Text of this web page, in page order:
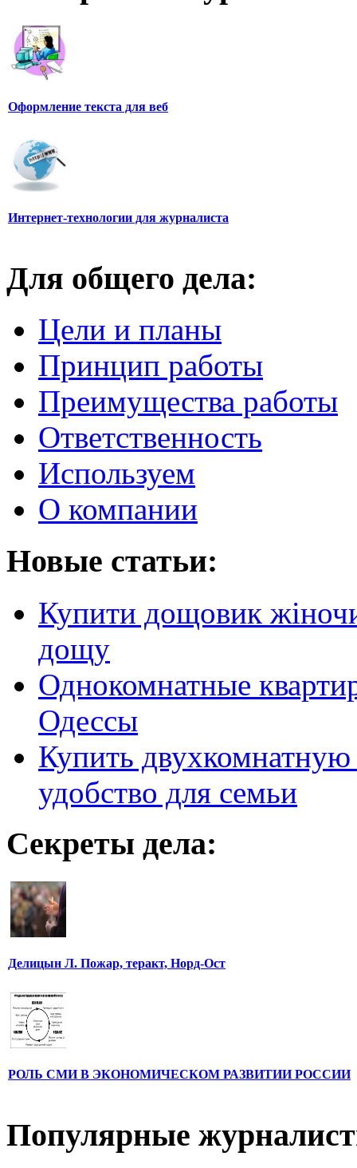
Оформление текста для веб
Интернет-технологии для журналиста
Для общего дела:
Цели и планы
Принцип работы
Преимущества работы
Ответственность
Используем
О компании
Новые статьи:
Купити дощовик
дощу
Однокомнатные
Одессы
Купить
удобство для семьи
Секреты дела:
Делицын Л. Пожар, теракт, Норд-Ост
РОЛЬ СМИ В ЭКОНОМИЧЕСКОМ РАЗВИТИИ РОССИИ
Популярные